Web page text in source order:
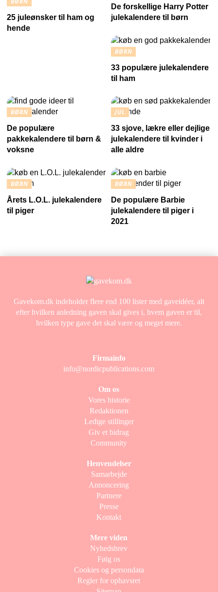
25 juleønsker til ham og
hende
De forskellige Harry Potter
julekalendere til børn
BØRN
33 populære julekalendere
til ham
BØRN
De populære
pakkekalendere til børn &
voksne
JUL
33 sjove, lækre eller dejlige
julekalendere til kvinder i
alle aldre
BØRN
Årets L.O.L. julekalendere
til piger
BØRN
De populære Barbie
julekalendere til piger i
2021
Gavekom.dk indeholder flere end 100 lister med gaveidéer, alt
efter hvilken anledning gaven skal gives i, hvem gaven er til,
hvilken type gave det skal være og meget mere.
Firmainfo
info@nordicpublications.com
Om os
Vores historie
Redaktionen
Ledige stillinger
Giv et bidrag
Community
Henvendelser
Samarbejde
Annoncering
Partnere
Presse
Kontakt
Mere viden
Nyhedsbrev
Følg os
Cookies og persondata
Regler for ophavsret